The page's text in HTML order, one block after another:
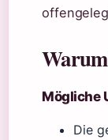
Mögliche
Die